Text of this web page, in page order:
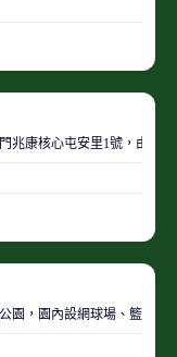
兆康核心屯安里1號，由
園，園內設網球場、籃球